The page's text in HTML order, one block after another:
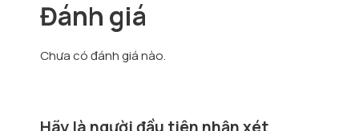
Đánh giá
Chưa có đánh giá nào.
Hãy là người đầu tiên nhận xét